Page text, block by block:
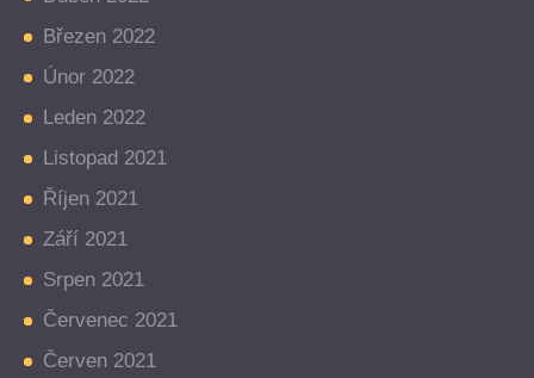
Březen 2022
Únor 2022
Leden 2022
Listopad 2021
Říjen 2021
Září 2021
Srpen 2021
Červenec 2021
Červen 2021